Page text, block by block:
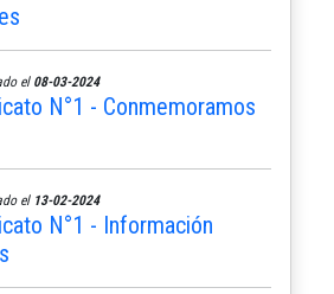
el 08-03-2024
N°1 - Conmemoramos
el 13-02-2024
N°1 - Información